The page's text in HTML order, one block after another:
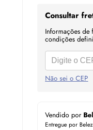
Consultar
Informações de
condições
Não sei o CEP
Vendido por
Entregue por